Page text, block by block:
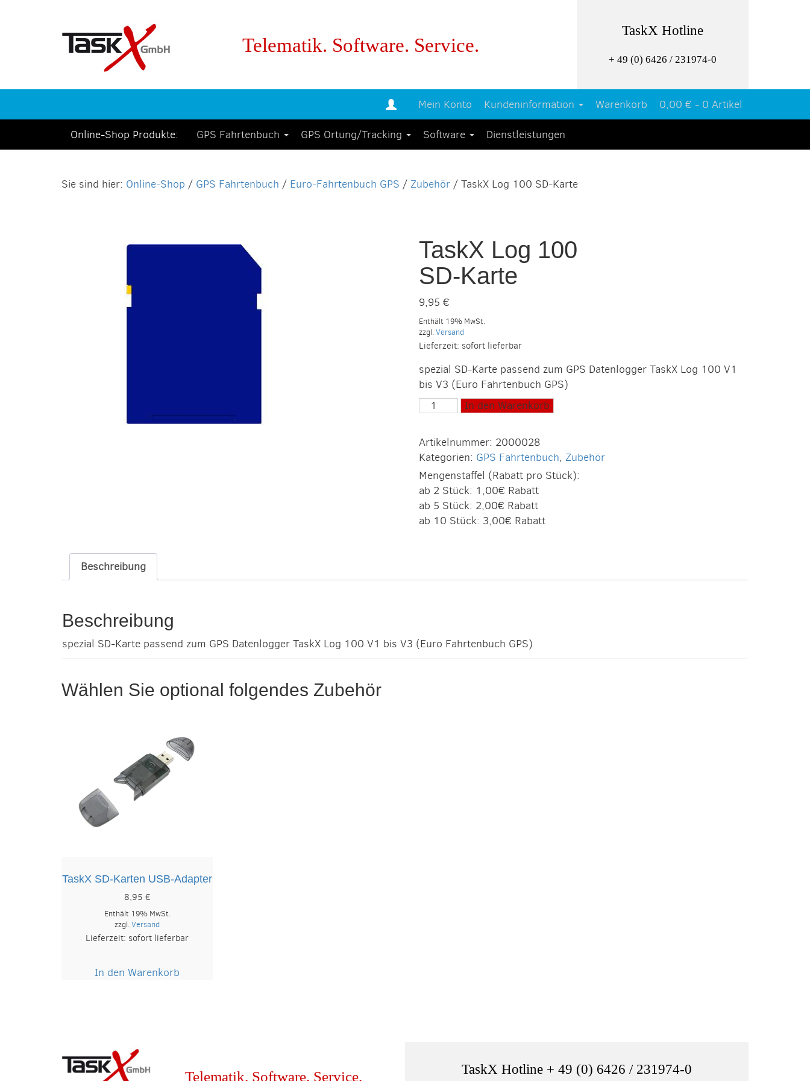
Telematik. Software. Service.
TaskX Hotline
+ 49 (0) 6426 / 231974-0
Mein Konto Kundeninformation Warenkorb 0,00 € - 0 Artikel
Online-Shop Produkte: GPS Fahrtenbuch GPS Ortung/Tracking Software Dienstleistungen
Online-Shop / GPS Fahrtenbuch / Euro-Fahrtenbuch GPS / Zubehör / TaskX Log 100 SD-Karte
TaskX Log 100
SD-Karte
9,95 €
Enthält 19% MwSt.
zzgl.Versand
Lieferzeit: sofort lieferbar
spezial SD-Karte passend zum GPS Datenlogger TaskX Log 100 V1
bis V3 (Euro Fahrtenbuch GPS)
TaskX
100
SD-
Karte
Menge
In den Warenkorb
Artikelnummer: 2000028
Kategorien: GPS Fahrtenbuch, Zubehör
Mengenstaffel (Rabatt pro Stück):
ab 2 Stück: 1,00€ Rabatt
ab 5 Stück: 2,00€ Rabatt
ab 10 Stück: 3,00€ Rabatt
Beschreibung
Beschreibung
spezial SD-Karte passend zum GPS Datenlogger TaskX Log 100 V1 bis V3 (Euro Fahrtenbuch GPS)
Wählen Sie optional folgendes Zubehör
TaskX SD-Karten USB-Adapter
8,95 €
Enthält 19% MwSt.
zzgl.Versand
Lieferzeit: sofort lieferbar
In den Warenkorb
Telematik. Software. Service. TaskX Hotline + 49 (0) 6426 / 231974-0